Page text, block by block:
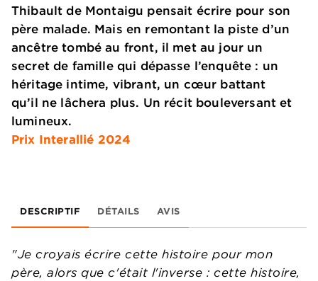
Thibault de Montaigu pensait écrire pour son
père malade. Mais en remontant la piste d’un
ancêtre tombé au front, il met au jour un
secret de famille qui dépasse l’enquête : un
héritage intime, vibrant, un cœur battant
qu’il ne lâchera plus. Un récit bouleversant et
lumineux.
Prix Interallié 2024
DESCRIPTIF DÉTAILS AVIS
"Je croyais écrire cette histoire pour mon
père, alors que c'était l'inverse : cette histoire,